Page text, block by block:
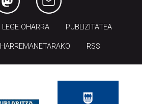
LEGE OHARRA PUBLIZITATEA
HARREMANETARAKO RSS